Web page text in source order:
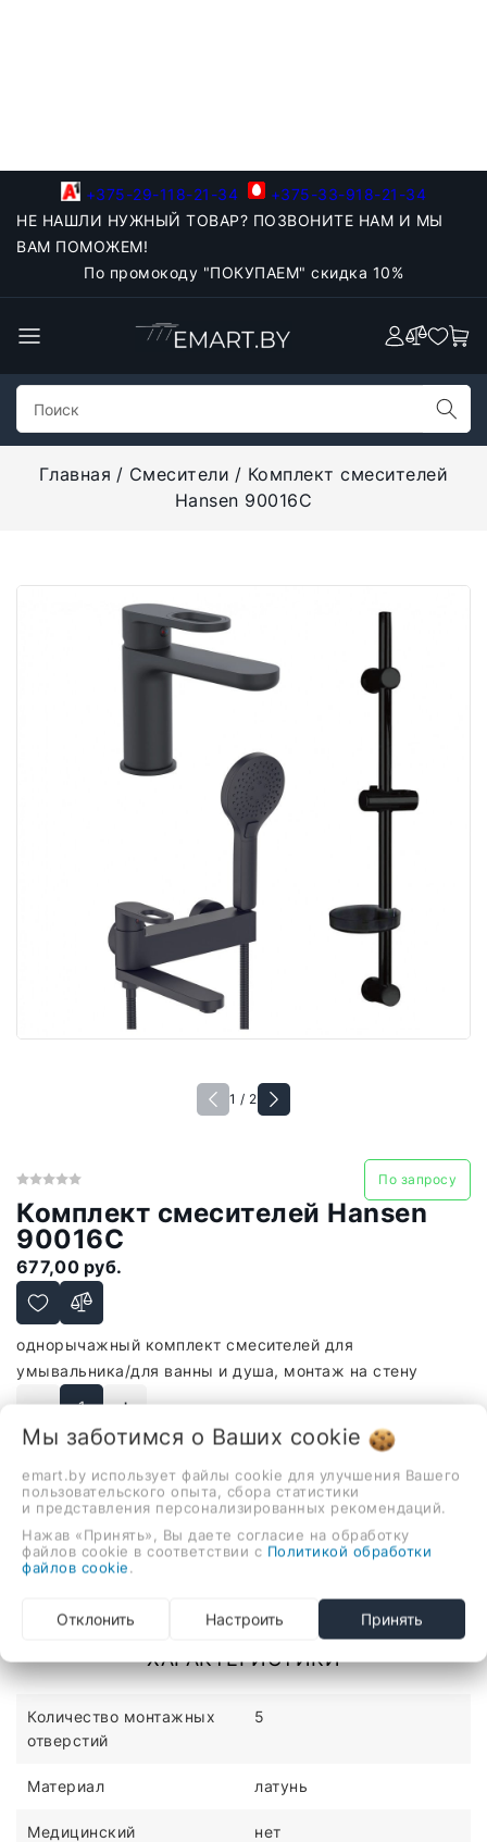
+375-29-118-21-34
+375-33-918-21-34
НЕ НАШЛИ НУЖНЫЙ ТОВАР? ПОЗВОНИТЕ НАМ И МЫ
ВАМ ПОМОЖЕМ!
По промокоду "ПОКУПАЕМ" скидка 10%
Главная Смесители
Комплект смесителей
Hansen 90016C
1 / 2
По запросу
Комплект смесителей Hansen
90016C
677,00 руб.
однорычажный комплект смесителей для
умывальника/для ванны и душа, монтаж на стену
- +
В корзину
Описание Отзывы
однорычажный комплект смесителей для
умывальника/для ванны и душа, монтаж на стену
ХАРАКТЕРИСТИКИ
Количество монтажных
отверстий
5
Материал латунь
Медицинский нет
Мы заботимся о Ваших cookie
emart.by использует файлы cookie для улучшения Вашего
пользовательского опыта, сбора статистики
и представления персонализированных рекомендаций.
Нажав «Принять», Вы даете согласие на обработку
файлов cookie в соответствии с Политикой обработки
файлов cookie
Отклонить Настроить Принять